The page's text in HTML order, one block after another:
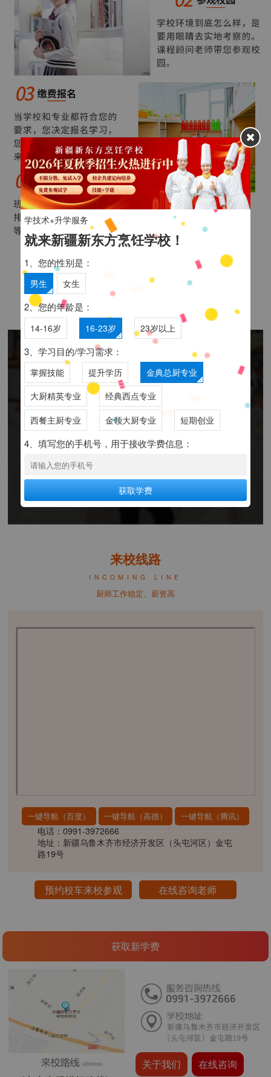
我可以不住寝室吗？
入学准备
SCHOOL READINESS
体系化网络覆盖各地区
01、户口本或本人身份证；
02、近期一寸照片一版；
03、您的初中或高中毕业证书；
04、行李箱、衣服、洗漱用品等日常用品；
生活品附近有得买吗？ 在线咨询老师
来校线路
INCOMING LINE
厨师工作稳定、薪资高
一键导航（百度） 一键导航（高德） 一键导航（腾讯）
电话：0991-3972666
地址：新疆乌鲁木齐市经济开发区（头屯河区）金屯
路19号
预约校车来校参观 在线咨询老师
获取新学费
关于我们 在线咨询
学技术+升学服务
就来新疆新东方烹饪学校！
1、您的性别是：
男生 女生
2、您的年龄是：
14-16岁 16-23岁 23岁以上
3、学习目的/学习需求：
掌握技能 提升学历
金典总厨专业
大厨精英专业
经典西点专业
西餐主厨专业
金领大厨专业 短期创业
4、填写您的手机号，用于接收学费信息：